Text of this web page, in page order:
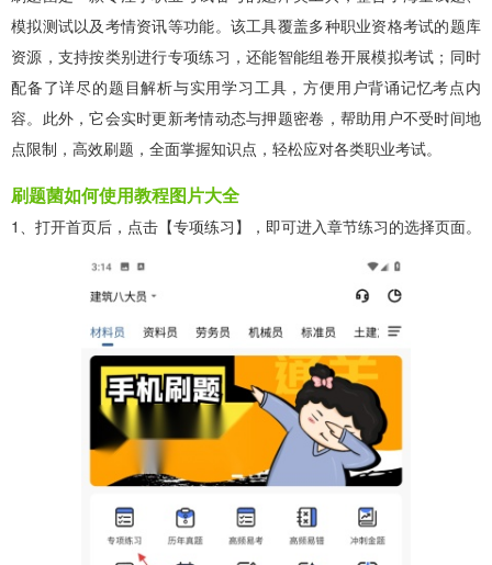
模拟测试以及考情资讯等功能。该工具覆盖多种职业资格考试的题库
资源，支持按类别进行专项练习，还能智能组卷开展模拟考试；同时
配备了详尽的题目解析与实用学习工具，方便用户背诵记忆考点内
容。此外，它会实时更新考情动态与押题密卷，帮助用户不受时间地
点限制，高效刷题，全面掌握知识点，轻松应对各类职业考试。
刷题菌如何使用教程图片大全
1、打开首页后，点击【专项练习】，即可进入章节练习的选择页面。